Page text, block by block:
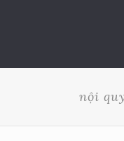
nội